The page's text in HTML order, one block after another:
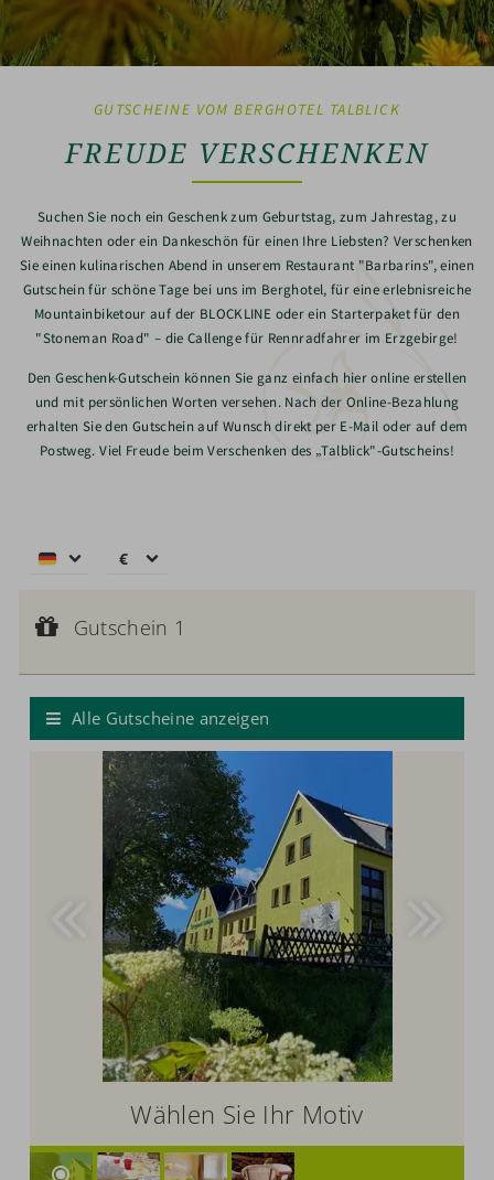
GUTSCHEINE VOM BERGHOTEL TALBLICK
FREUDE VERSCHENKEN
Suchen Sie noch ein Geschenk zum Geburtstag, zum Jahrestag, zu
Weihnachten oder ein Dankeschön für einen Ihre Liebsten? Verschenken
Sie einen kulinarischen Abend in unserem Restaurant "Barbarins", einen
Gutschein für schöne Tage bei uns im Berghotel, für eine erlebnisreiche
Mountainbiketour auf der BLOCKLINE oder ein Starterpaket für den
"Stoneman Road" – die Callenge für Rennradfahrer im Erzgebirge!
Den Geschenk-Gutschein können Sie ganz einfach hier online erstellen
und mit persönlichen Worten versehen. Nach der Online-Bezahlung
erhalten Sie den Gutschein auf Wunsch direkt per E-Mail oder auf dem
Postweg. Viel Freude beim Verschenken des „Talblick"-Gutscheins!
€
zł
р.
C$
N$
€
Gutscheinwert:
Gutschein 1
Alle Gutscheine anzeigen
Wählen Sie Ihr Motiv